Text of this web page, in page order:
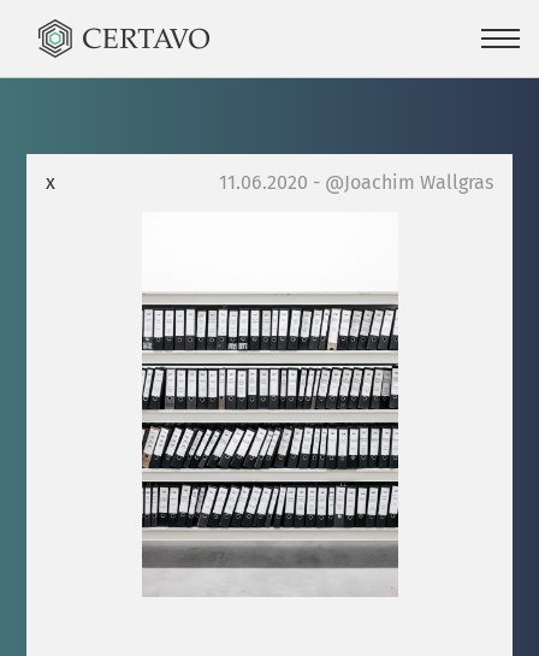
x 11.06.2020 - @Joachim Wallgras